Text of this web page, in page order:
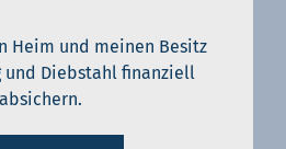
Heim und meinen Besitz
und Diebstahl finanziell
absichern.